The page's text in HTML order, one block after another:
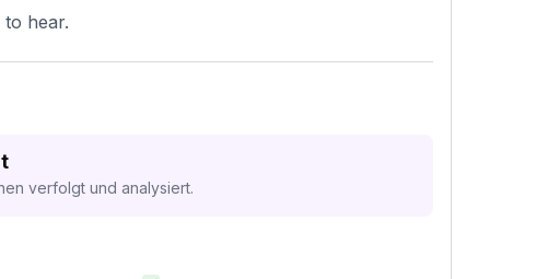
hear.
verfolgt und analysiert.